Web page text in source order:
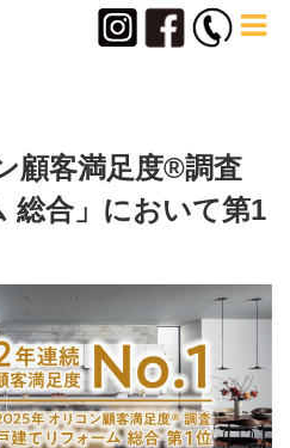
顧客満足度®調査
総合」において第1